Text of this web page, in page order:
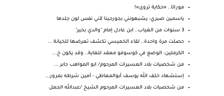
موراتا.. «حكاية تروى»!
ياسمين صبري: يشبهونني بجورجينا لأني نفس لون جلدها
3 سنوات من الغياب.. ابن عادل إمام "والدي بخير"
حصلت مرة واحدة.. لقاء الخميسي تكشف تعرضها للخيانة ...
الكرملين: الوضع في كوسوفو معقد للغاية.. وقد يكون خ...
من شخصيات بلاد العسيرات المرحوم/ ابو المواهب جابر ...
إستشهاد خلف الله يوسف أبوالمعاطي - أمين شرطه بمرور...
من شخصيات بلاد العسيرات المرحوم الشيخ /عبدالله الجمل